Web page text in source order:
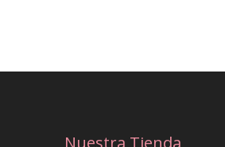
Nuestra Tienda